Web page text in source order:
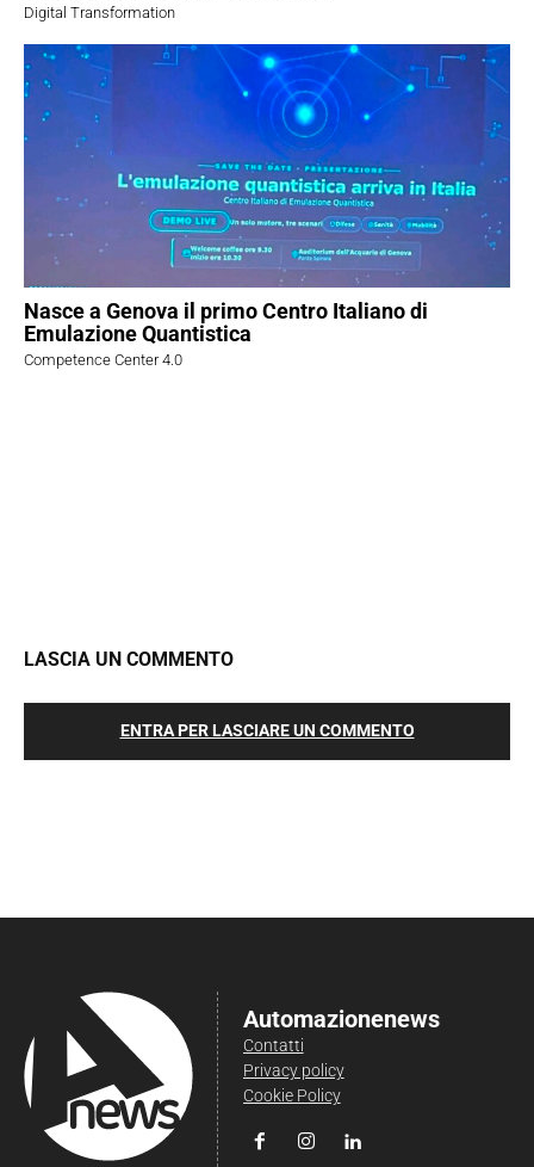
Digital Transformation
Nasce a Genova il primo Centro Italiano di
Emulazione Quantistica
Competence Center 4.0
LASCIA UN COMMENTO
ENTRA PER LASCIARE UN COMMENTO
Automazionenews
Contatti
Privacy policy
Cookie Policy